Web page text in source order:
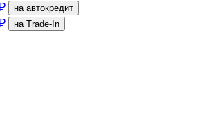
на автокредит
на Trade-In